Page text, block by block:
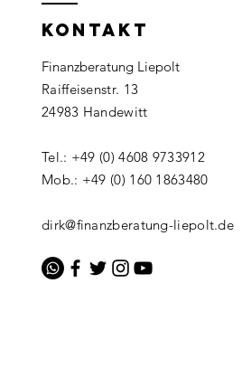
KONTAKT
Finanzberatung Liepolt
Raiffeisenstr. 13
24983 Handewitt
Tel.: +49 (0) 4608 9733912
Mob.: +49 (0) 160 1863480
dirk@finanzberatung-liepolt.de